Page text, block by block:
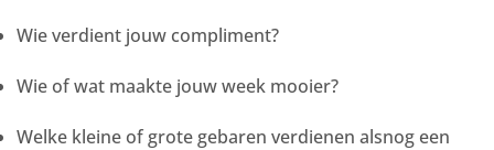
Wie verdient jouw compliment?
Wie of wat maakte jouw week mooier?
Welke kleine of grote gebaren verdienen alsnog een